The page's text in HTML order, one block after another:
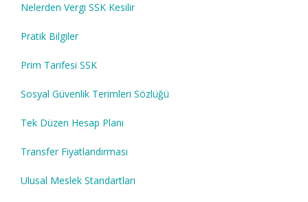
Nelerden Vergi SSK Kesilir
Pratik Bilgiler
Prim Tarifesi SSK
Sosyal Güvenlik Terimleri Sözlüğü
Tek Düzen Hesap Planı
Transfer Fiyatlandırması
Ulusal Meslek Standartları